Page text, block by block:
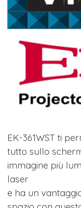
EK-361WST ti
tutto sullo
immagine più
laser
e ha un